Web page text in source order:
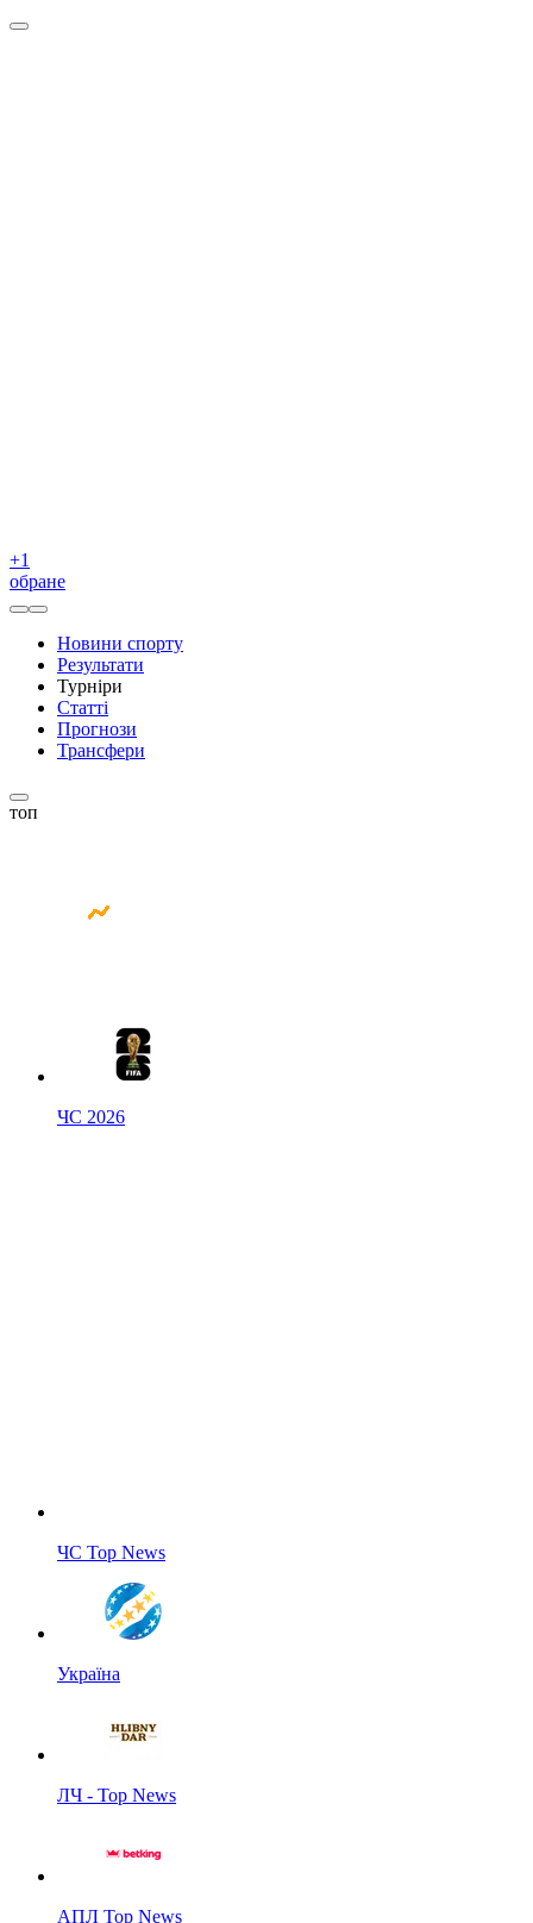
+1
обране
Новини спорту
Результати
Турніри
Статті
Прогнози
Трансфери
топ
ЧС 2026
ЧС Top News
Україна
ЛЧ - Top News
АПЛ Top News